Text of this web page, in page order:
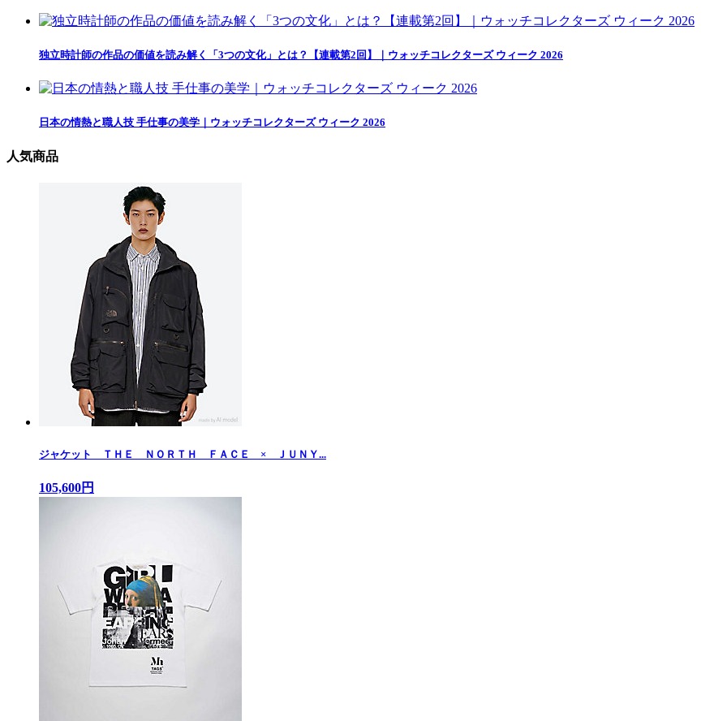
独立時計師の作品の価値を読み解く「3つの文化」とは？【連載第2回】｜ウォッチコレクターズ ウィーク 2026
日本の情熱と職人技 手仕事の美学｜ウォッチコレクターズ ウィーク 2026
人気商品
ジャケット ＴＨＥ ＮＯＲＴＨ ＦＡＣＥ × ＪＵＮＹ...
105,600円